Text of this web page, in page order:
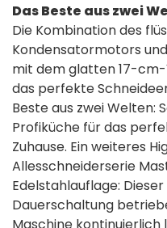
Das Beste aus zwei
Die Kombination des
Kondensatormotors
mit dem glatten 17-
das perfekte
Beste aus zwei Welten:
Profiküche für das
Zuhause. Ein weiteres
Allesschneiderserie
Edelstahlauflage:
Dauerschaltung
Maschine kontinuierlich